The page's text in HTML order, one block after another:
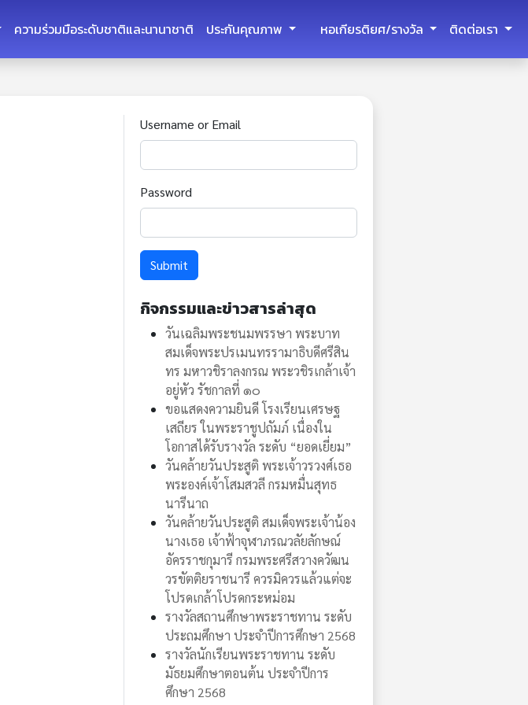
ความร่วมมือระดับชาติและนานาชาติ ประกันคุณภาพ หอเกียรติยศ/รางวัล ติดต่อเรา
Username or Email
Password
Submit
กิจกรรมและข่าวสารล่าสุด
วันเฉลิมพระชนมพรรษา พระบาท
สมเด็จพระปรเมนทรรามาธิบดีศรีสิน
ทร มหาวชิราลงกรณ พระวชิรเกล้าเจ้า
อยู่หัว รัชกาลที่ ๑๐
ขอแสดงความยินดี โรงเรียนเศรษฐ
เสถียร ในพระราชูปถัมภ์ เนื่องใน
โอกาสได้รับรางวัล ระดับ “ยอดเยี่ยม”
วันคล้ายวันประสูติ พระเจ้าวรวงศ์เธอ
พระองค์เจ้าโสมสวลี กรมหมื่นสุทธ
นารีนาถ
วันคล้ายวันประสูติ สมเด็จพระเจ้าน้อง
นางเธอ เจ้าฟ้าจุฬาภรณวลัยลักษณ์
อัครราชกุมารี กรมพระศรีสวางควัฒน
วรขัตติยราชนารี ควรมิควรแล้วแต่จะ
โปรดเกล้าโปรดกระหม่อม
รางวัลสถานศึกษาพระราชทาน ระดับ
ประถมศึกษา ประจำปีการศึกษา 2568
รางวัลนักเรียนพระราชทาน ระดับ
มัธยมศึกษาตอนต้น ประจำปีการ
ศึกษา 2568